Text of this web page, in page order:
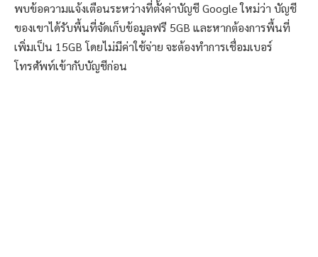
พบข้อความแจ้งเตือนระหว่างที่ตั้งค่าบัญชี Google ใหม่ว่า บัญชี
ของเขาได้รับพื้นที่จัดเก็บข้อมูลฟรี 5GB และหากต้องการพื้นที่
เพิ่มเป็น 15GB โดยไม่มีค่าใช้จ่าย จะต้องทำการเชื่อมเบอร์
โทรศัพท์เข้ากับบัญชีก่อน